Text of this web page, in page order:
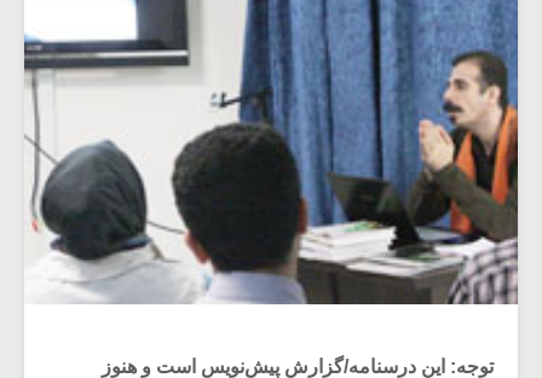
توجه: این درسنامه/گزارش پیش‌نویس است و هنوز